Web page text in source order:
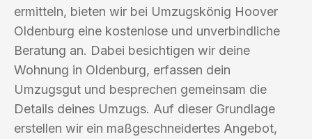
ermitteln, bieten wir bei Umzugskönig Hoover
Oldenburg eine kostenlose und unverbindliche
Beratung an. Dabei besichtigen wir deine
Wohnung in Oldenburg, erfassen dein
Umzugsgut und besprechen gemeinsam die
Details deines Umzugs. Auf dieser Grundlage
erstellen wir ein maßgeschneidertes Angebot,